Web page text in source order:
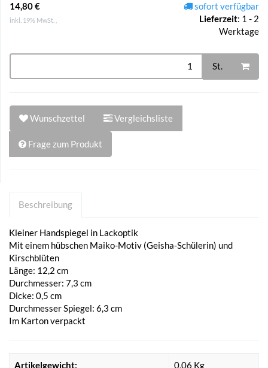
14,80 €
inkl. 19% MwSt. ,
sofort verfügbar
Lieferzeit: 1 - 2
Werktage
St.
Wunschzettel Vergleichsliste
Frage zum Produkt
Beschreibung
Kleiner Handspiegel in Lackoptik
Mit einem hübschen Maiko-Motiv (Geisha-Schülerin) und
Kirschblüten
Länge: 12,2 cm
Durchmesser: 7,3 cm
Dicke: 0,5 cm
Durchmesser Spiegel: 6,3 cm
Im Karton verpackt
Artikelgewicht: 0,06 Kg